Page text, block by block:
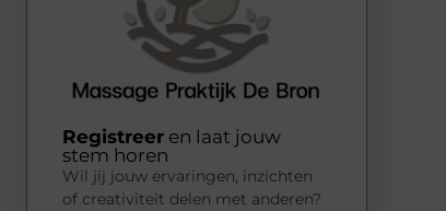
Registreer en laat jouw
stem horen
Wil jij jouw ervaringen, inzichten
of creativiteit delen met anderen?